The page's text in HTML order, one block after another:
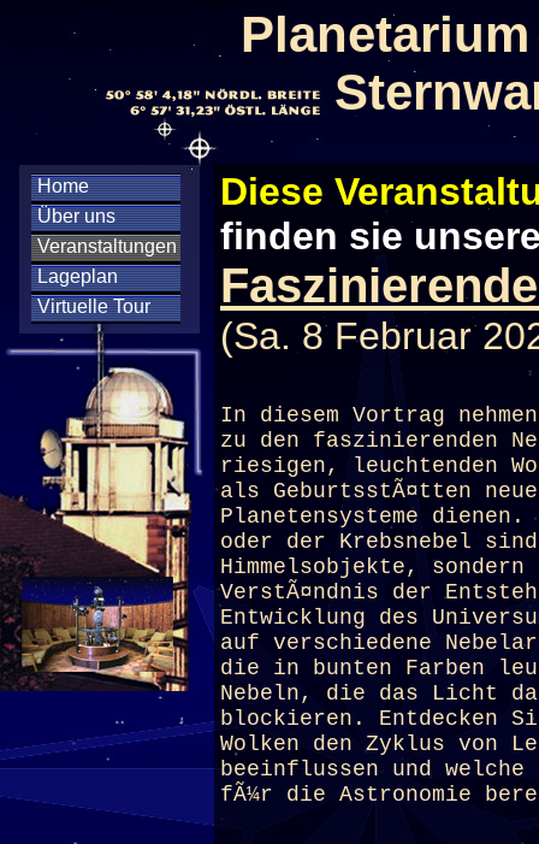
Home
Über uns
Veranstaltungen
Lageplan
Virtuelle Tour
Diese
finden sie
(Sa. 8 Februar
In diesem Vortrag
zu den faszinierenden
riesigen, leuchtenden
als GeburtsstÃ¤tten
Planetensysteme
oder der Krebsnebel
Himmelsobjekte, sondern
VerstÃ¤ndnis der
Entwicklung des
auf verschiedene
die in bunten Farben
Nebeln, die das Licht
blockieren. Entdecken
Wolken den Zyklus von
beeinflussen und welche
fÃ¼r die Astronomie